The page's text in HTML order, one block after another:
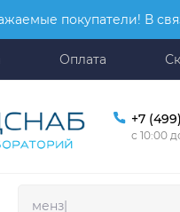
покупатели! В
Оплата
+7
с 10:00